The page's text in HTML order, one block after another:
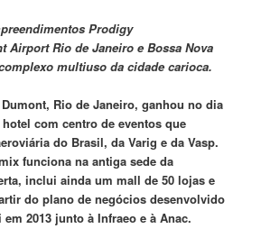
Prodigy
Airport Rio de Janeiro e Bossa Nova
multiuso da cidade carioca.
Dumont, Rio de Janeiro, ganhou no dia
com centro de eventos que
do Brasil, da Varig e da Vasp.
funciona na antiga sede da
inclui ainda um mall de 50 lojas e
do plano de negócios desenvolvido
2013 junto à Infraeo e à Anac.